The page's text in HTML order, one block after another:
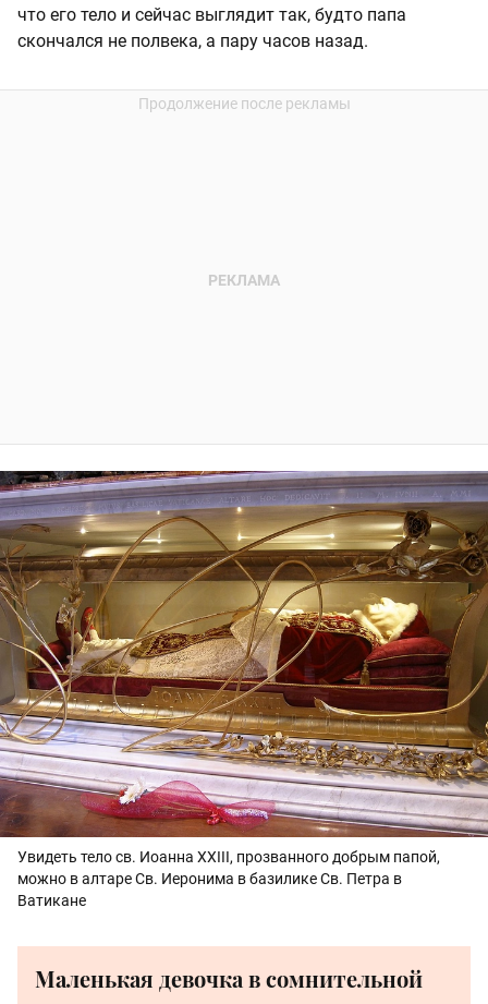
что его тело и сейчас выглядит так, будто папа
скончался не полвека, а пару часов назад.
Увидеть тело св. Иоанна XXIII, прозванного добрым папой,
можно в алтаре Св. Иеронима в базилике Св. Петра в
Ватикане
Маленькая девочка в сомнительной